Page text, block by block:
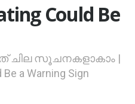
Could Be
ചില സൂചനകളാകാം |
a Warning Sign